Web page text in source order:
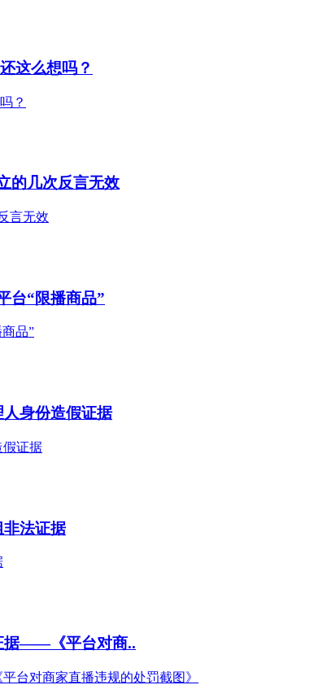
这么想吗？
？
的几次反言无效
言无效
台“限播商品”
品”
身份造假证据
假证据
法证据
据——《平台对商..
台对商家直播违规的处罚截图》